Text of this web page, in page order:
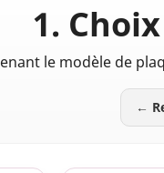
1.
le modèle de
←